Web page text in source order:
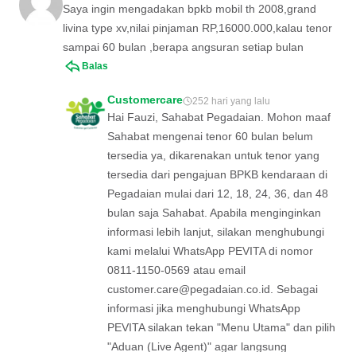
Saya ingin mengadakan bpkb mobil th 2008,grand
livina type xv,nilai pinjaman RP,16000.000,kalau tenor
sampai 60 bulan ,berapa angsuran setiap bulan
Balas
Customercare 252 hari yang lalu
Hai Fauzi, Sahabat Pegadaian. Mohon maaf
Sahabat mengenai tenor 60 bulan belum
tersedia ya, dikarenakan untuk tenor yang
tersedia dari pengajuan BPKB kendaraan di
Pegadaian mulai dari 12, 18, 24, 36, dan 48
bulan saja Sahabat. Apabila menginginkan
informasi lebih lanjut, silakan menghubungi
kami melalui WhatsApp PEVITA di nomor
0811-1150-0569 atau email
customer.care@pegadaian.co.id. Sebagai
informasi jika menghubungi WhatsApp
PEVITA silakan tekan "Menu Utama" dan pilih
"Aduan (Live Agent)" agar langsung